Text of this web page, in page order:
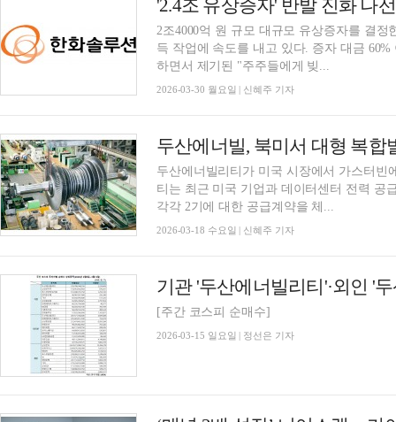
2조4000억 원 규모 대규모 유상증자를 결
득 작업에 속도를 내고 있다. 증자 대금
하면서 제기된 "주주들에게 빚...
2026-03-30 월요일 | 신혜주 기자
두산에너빌, 북미서 대형 복합
두산에너빌리티가 미국 시장에서 가스터
티는 최근 미국 기업과 데이터센터 전력 공
각각 2기에 대한 공급계약을 체...
2026-03-18 수요일 | 신혜주 기자
[주간 코스피 순매수]
2026-03-15 일요일 | 정선은 기자